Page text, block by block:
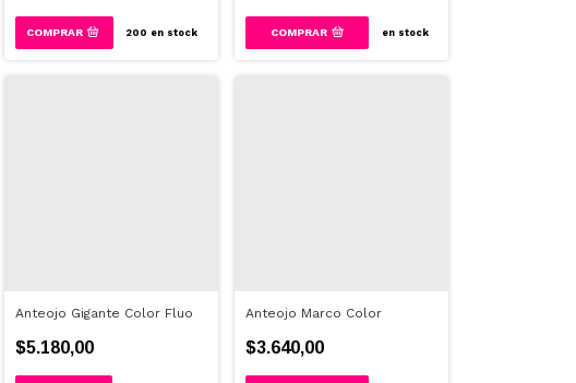
200 en stock COMPRAR en stock
Anteojo Gigante Color Fluo
$5.180,00
Anteojo Marco Color
$3.640,00